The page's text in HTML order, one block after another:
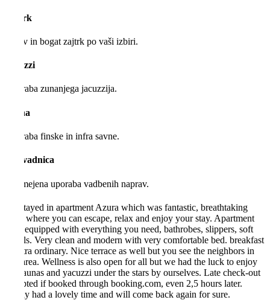
Zajtrk
Zdrav in bogat zajtrk po vaši izbiri.
Jacuzzi
Uporaba zunanjega jacuzzija.
Savna
Uporaba finske in infra savne.
Telovadnica
Neomejena uporaba vadbenih naprav.
We stayed in apartment Azura which was fantastic, breathtaking
view where you can escape, relax and enjoy your stay. Apartment
fully equipped with everything you need, bathrobes, slippers, soft
towels. Very clean and modern with very comfortable bed. breakfast
is extra ordinary. Nice terrace as well but you see the neighbors in
that area. Wellness is also open for all but we had the luck to enjoy
the saunas and yacuzzi under the stars by ourselves. Late check-out
accepted if booked through booking.com, even 2,5 hours later.
Really had a lovely time and will come back again for sure.